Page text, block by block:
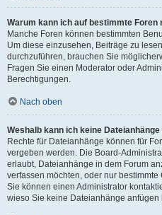
Warum kann ich auf bestimmte Foren
Manche Foren können bestimmten
Um diese einzusehen, Beiträge zu
durchzuführen, brauchen Sie
Fragen Sie einen Moderator oder
Berechtigungen.
Nach oben
Weshalb kann ich keine Dateianhänge
Rechte für Dateianhänge können für
vergeben werden. Die Board-
erlaubt, Dateianhänge in dem Forum
verfassen möchten, oder nur
Sie können einen Administrator
wieso Sie keine Dateianhänge anfügen